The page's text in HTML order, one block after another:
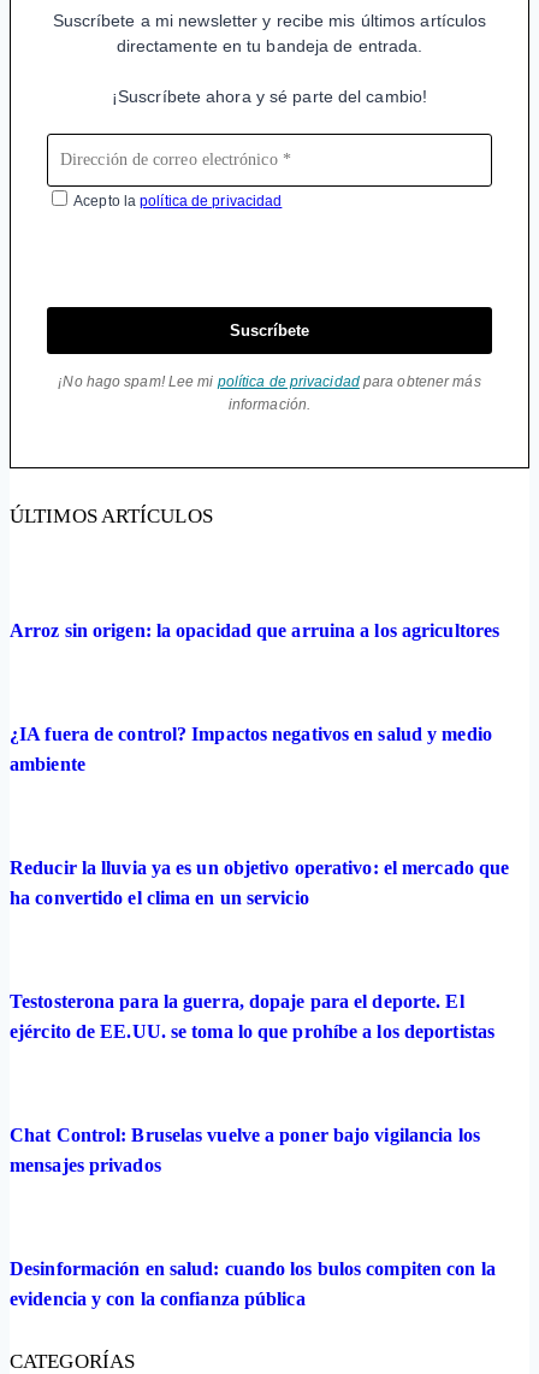
Suscríbete a mi newsletter y recibe mis últimos artículos
directamente en tu bandeja de entrada.
¡Suscríbete ahora y sé parte del cambio!
Acepto lapolítica de privacidad
Suscríbete
¡No hago spam! Lee mi política de privacidadpara obtener más
información.
ÚLTIMOS ARTÍCULOS
Arroz sin origen: la opacidad que arruina a los agricultores
¿IA fuera de control? Impactos negativos en salud y medio
ambiente
Reducir la lluvia ya es un objetivo operativo: el mercado que
ha convertido el clima en un servicio
Testosterona para la guerra, dopaje para el deporte. El
ejército de EE.UU. se toma lo que prohíbe a los deportistas
Chat Control: Bruselas vuelve a poner bajo vigilancia los
mensajes privados
Desinformación en salud: cuando los bulos compiten con la
evidencia y con la confianza pública
CATEGORÍAS